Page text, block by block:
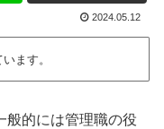
2024.05.12
ます。
般的には管理職の役